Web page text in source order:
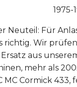
1975-
Neuteil: Für
richtig. Wir
aus
mehr als
Cormick 433,